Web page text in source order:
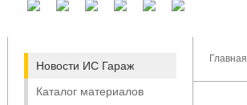
Новости ИС Гараж
Каталог материалов
Главная